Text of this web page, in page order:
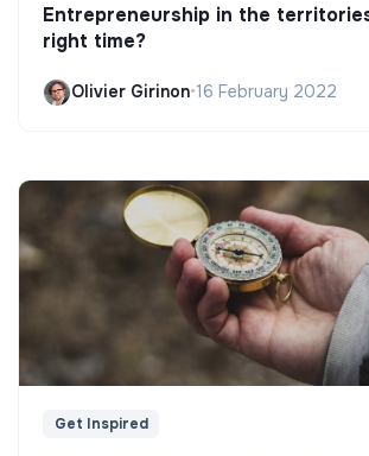
Entrepreneurship in the
right time?
Olivier Girinon•16 February 2022
Get Inspired